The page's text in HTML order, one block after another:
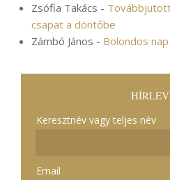
Zsófia Takács -
csapat a döntőbe
Zámbó János - Bolondos nap
Keresztnév vagy teljes név
Email